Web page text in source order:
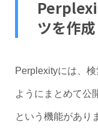
ツを作
Perplexityには、
ようにまとめて公
という機能があり